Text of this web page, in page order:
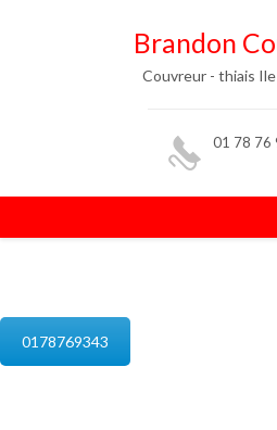
Brandon
Couvreur - thiais
01 78 76
0178769343